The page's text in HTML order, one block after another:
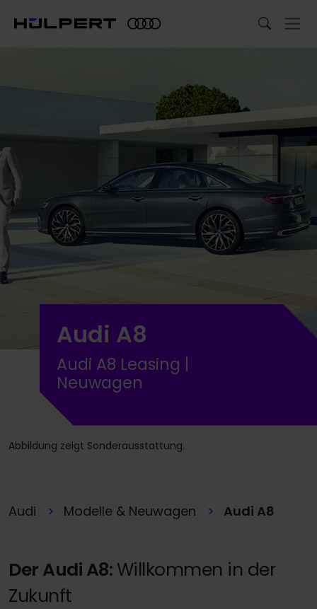
Audi A8
Audi A8 Leasing |
Neuwagen
Abbildung zeigt Sonderausstattung.
Audi Modelle & Neuwagen Audi A8
Der Audi A8: Willkommen in der
Zukunft